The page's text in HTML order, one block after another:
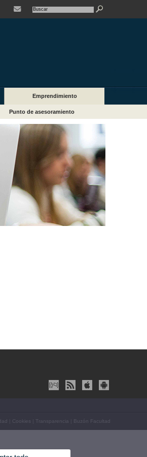
Emprendimiento
Punto de asesoramiento
Cookies Transparencia Buzón Facultad